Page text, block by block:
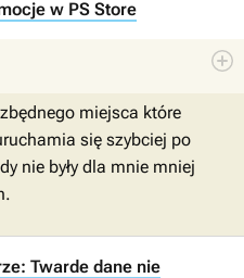
w PS Store
miejsca które
się szybciej po
nie były dla mnie mniej
Twarde dane nie